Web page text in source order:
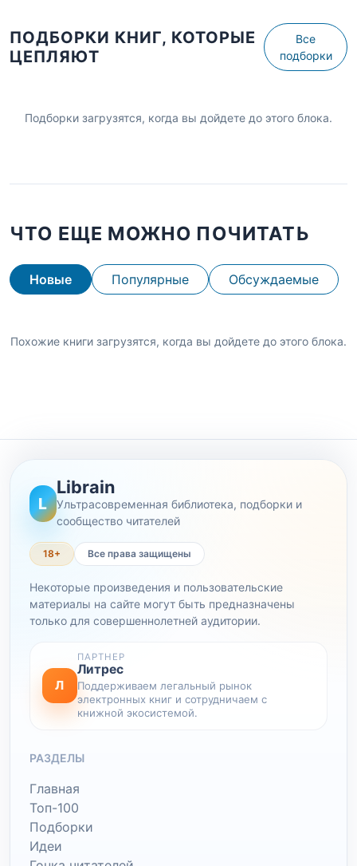
ПОДБОРКИ КНИГ, КОТОРЫЕ
ЦЕПЛЯЮТ
Все
подборки
Подборки загрузятся, когда вы дойдете до этого блока.
ЧТО ЕЩЕ МОЖНО ПОЧИТАТЬ
Новые Популярные Обсуждаемые
Похожие книги загрузятся, когда вы дойдете до этого блока.
L
Librain
Ультрасовременная библиотека, подборки и
сообщество читателей
18+ Все права защищены
Некоторые произведения и пользовательские
материалы на сайте могут быть предназначены
только для совершеннолетней аудитории.
Л
ПАРТНЕР
Литрес
Поддерживаем легальный рынок
электронных книг и сотрудничаем с
книжной экосистемой.
РАЗДЕЛЫ
Главная
Топ-100
Подборки
Идеи